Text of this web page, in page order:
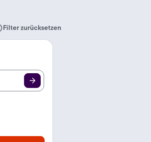
Filter zurücksetzen